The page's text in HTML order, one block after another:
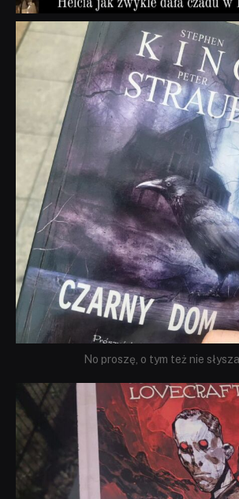
dobryhorror
Wrz 23
No proszę, o tym też nie
dobryhorror
Wrz 19